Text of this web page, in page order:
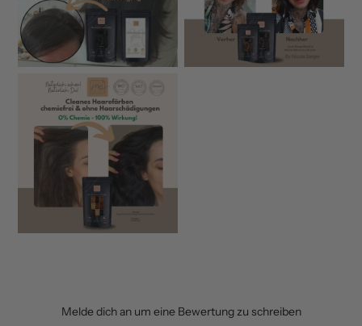
Melde dich an um eine Bewertung zu schreiben